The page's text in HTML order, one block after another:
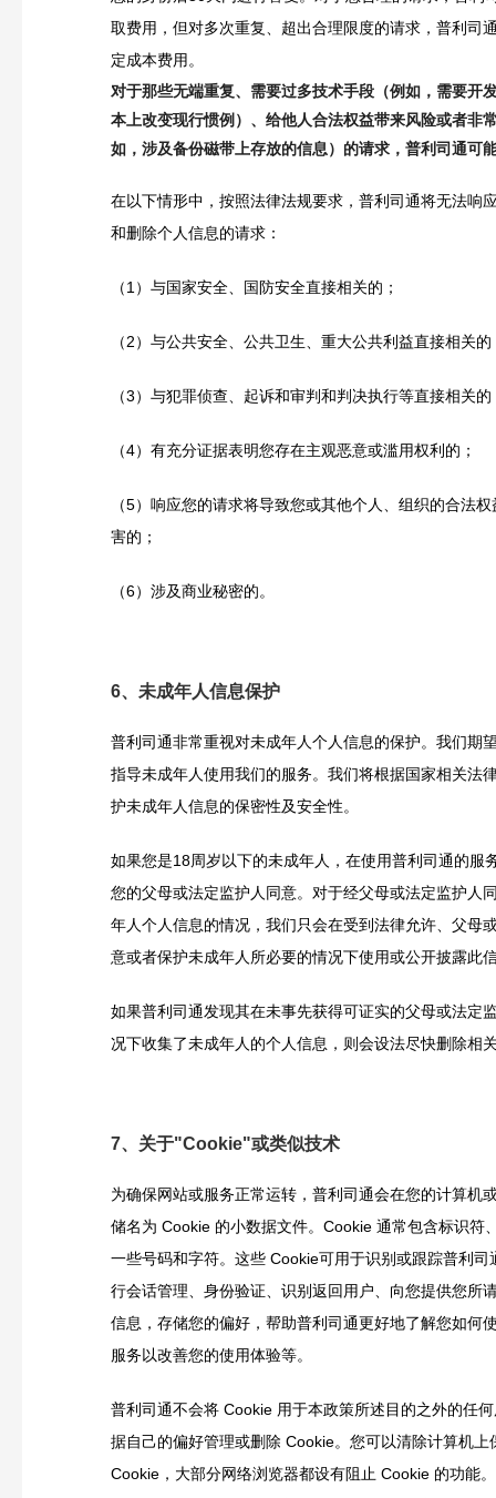
取费用，但对多次重复、超出合理限度的请求，普利司
定成本费用。
对于那些无端重复、需要过多技术手段（例如，需要开
本上改变现行惯例）、给他人合法权益带来风险或者非
如，涉及备份磁带上存放的信息）的请求，普利司通可
在以下情形中，按照法律法规要求，普利司通将无法响
和删除个人信息的请求：
（1）与国家安全、国防安全直接相关的；
（2）与公共安全、公共卫生、重大公共利益直接相关的
（3）与犯罪侦查、起诉和审判和判决执行等直接相关的
（4）有充分证据表明您存在主观恶意或滥用权利的；
（5）响应您的请求将导致您或其他个人、组织的合法
害的；
（6）涉及商业秘密的。
6、未成年人信息保护
普利司通非常重视对未成年人个人信息的保护。我们期
指导未成年人使用我们的服务。我们将根据国家相关法
护未成年人信息的保密性及安全性。
如果您是18周岁以下的未成年人，在使用普利司通的服
您的父母或法定监护人同意。对于经父母或法定监护人
年人个人信息的情况，我们只会在受到法律允许、父母
意或者保护未成年人所必要的情况下使用或公开披露此
如果普利司通发现其在未事先获得可证实的父母或法定
况下收集了未成年人的个人信息，则会设法尽快删除相
7、关于"Cookie"或类似技术
为确保网站或服务正常运转，普利司通会在您的计算机
储名为 Cookie 的小数据文件。Cookie 通常包含标识符
一些号码和字符。这些 Cookie可用于识别或跟踪普利司
行会话管理、身份验证、识别返回用户、向您提供您所
信息，存储您的偏好，帮助普利司通更好地了解您如何
服务以改善您的使用体验等。
普利司通不会将 Cookie 用于本政策所述目的之外的任
据自己的偏好管理或删除 Cookie。您可以清除计算机上
Cookie，大部分网络浏览器都设有阻止 Cookie 的功能